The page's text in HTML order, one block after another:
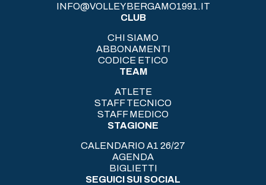
INFO@VOLLEYBERGAMO1991.IT
CLUB
CHI SIAMO
ABBONAMENTI
CODICE ETICO
TEAM
ATLETE
STAFF TECNICO
STAFF MEDICO
STAGIONE
CALENDARIO A1 26/27
AGENDA
BIGLIETTI
SEGUICI SUI SOCIAL